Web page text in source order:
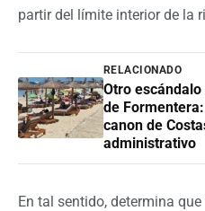
partir del límite interior de la
RELACIONADO
Otro
de Formentera:
canon de
administrativo
En tal sentido, determina